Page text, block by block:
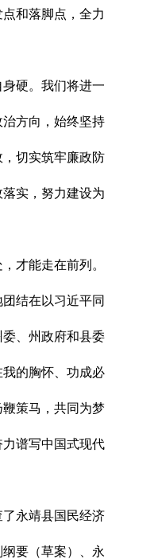
和落脚点，全力
硬。我们将进一
方向，始终坚持
切实筑牢廉政防
实，努力建设为
才能走在前列。
结在以习近平同
、州政府和县委
的胸怀、功成必
策马，共同为梦
谱写中国式现代
永靖县国民经济
要（草案）、永